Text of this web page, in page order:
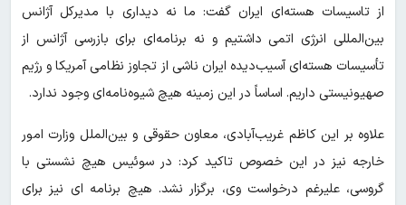
از تاسیسات هسته‌ای ایران گفت: ما نه دیداری با مدیرکل آژانس
بین‌المللی انرژی اتمی داشتیم و نه برنامه‌ای برای بازرسی آژانس از
تأسیسات هسته‌ای آسیب‌دیده ایران ناشی از تجاوز نظامی آمریکا و رژیم
صهیونیستی داریم. اساساً در این زمینه هیچ شیوه‌نامه‌ای وجود ندارد.
علاوه بر این کاظم غریب‌آبادی، معاون حقوقی و بین‌الملل وزارت امور
خارجه نیز در این خصوص تاکید کرد: در سوئیس هیچ نشستی با
گروسی، علیرغم درخواست وی، برگزار نشد. هیچ برنامه ای نیز برای